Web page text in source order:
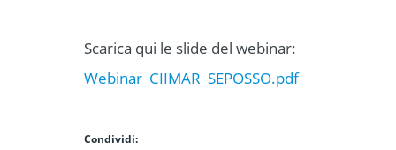
Scarica qui le slide del webinar:
Webinar_CIIMAR_SEPOSSO.pdf
Condividi: